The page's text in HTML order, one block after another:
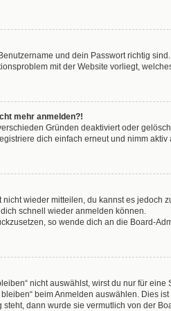
und dein Passwort richtig
mit der Website vorliegt,
mehr anmelden?!
Gründen deaktiviert oder
dich einfach erneut und nimm
wieder mitteilen, du kannst es
schnell wieder anmelden können.
so wende dich an die Board-
nicht auswählst, wirst du nur für
beim Anmelden auswählen. Dies
dann wurde sie vermutlich von der